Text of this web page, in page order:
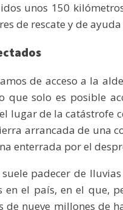
unos 150
de rescate y de
de acceso a la
que solo es posible
lugar de la catástrofe
arrancada de una
enterrada por el
padecer de
en el país, en el que,
de nueve millones de